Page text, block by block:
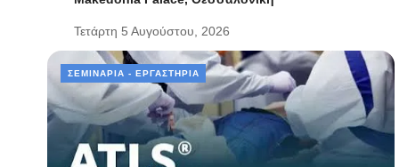
Τετάρτη 5 Αυγούστου, 2026
ΣΕΜΙΝΆΡΙΑ - ΕΡΓΑΣΤΉΡΙΑ